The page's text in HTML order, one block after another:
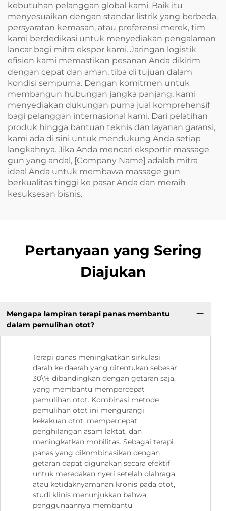
kebutuhan pelanggan global kami. Baik itu
menyesuaikan dengan standar listrik yang berbeda,
persyaratan kemasan, atau preferensi merek, tim
kami berdedikasi untuk menyediakan pengalaman
lancar bagi mitra ekspor kami. Jaringan logistik
efisien kami memastikan pesanan Anda dikirim
dengan cepat dan aman, tiba di tujuan dalam
kondisi sempurna. Dengan komitmen untuk
membangun hubungan jangka panjang, kami
menyediakan dukungan purna jual komprehensif
bagi pelanggan internasional kami. Dari pelatihan
produk hingga bantuan teknis dan layanan garansi,
kami ada di sini untuk mendukung Anda setiap
langkahnya. Jika Anda mencari eksportir massage
gun yang andal, [Company Name] adalah mitra
ideal Anda untuk membawa massage gun
berkualitas tinggi ke pasar Anda dan meraih
kesuksesan bisnis.
Pertanyaan yang Sering
Diajukan
Mengapa lampiran terapi panas membantu
dalam pemulihan otot?
Terapi panas meningkatkan sirkulasi
darah ke daerah yang ditentukan sebesar
30\% dibandingkan dengan getaran saja,
yang membantu mempercepat
pemulihan otot. Kombinasi metode
pemulihan otot ini mengurangi
kekakuan otot, mempercepat
penghilangan asam laktat, dan
meningkatkan mobilitas. Sebagai terapi
panas yang dikombinasikan dengan
getaran dapat digunakan secara efektif
untuk meredakan nyeri setelah olahraga
atau ketidaknyamanan kronis pada otot,
studi klinis menunjukkan bahwa
penggunaannya membantu